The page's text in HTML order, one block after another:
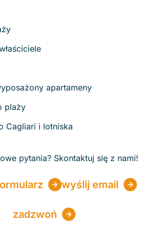
apartameny
plaży
Cagliari i lotniska
pytania? Skontaktuj się z nami!
wyślij email
zadzwoń